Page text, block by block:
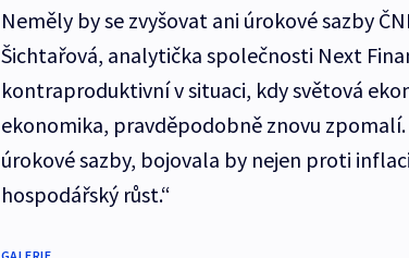
Neměly by se zvyšovat ani úrokové sazby
Šichtařová, analytička společnosti Next
kontraproduktivní v situaci, kdy světová
ekonomika, pravděpodobně znovu zpomalí.
úrokové sazby, bojovala by nejen proti
hospodářský růst.“